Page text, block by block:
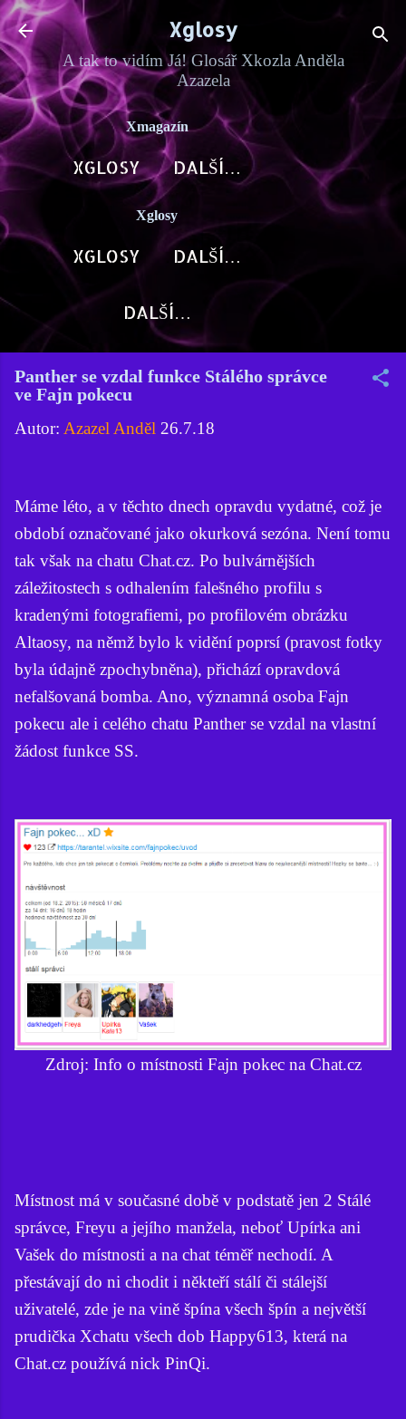
Přeskočit na hlavní obsah
Xglosy
A tak to vidím Já! Glosář Xkozla Anděla
Azazela
Xmagazín
XGLOSY DALŠÍ…
Xglosy
XGLOSY DALŠÍ…
DALŠÍ…
Panther se vzdal funkce Stálého správce
ve Fajn pokecu
Autor: Azazel Anděl 26.7.18
Máme léto, a v těchto dnech opravdu vydatné, což je
období označované jako okurková sezóna. Není tomu
tak však na chatu Chat.cz. Po bulvárnějších
záležitostech s odhalením falešného profilu s
kradenými fotografiemi, po profilovém obrázku
Altaosy, na němž bylo k vidění poprsí (pravost fotky
byla údajně zpochybněna), přichází opravdová
nefalšovaná bomba. Ano, významná osoba Fajn
pokecu ale i celého chatu Panther se vzdal na vlastní
žádost funkce SS.
Zdroj: Info o místnosti Fajn pokec na Chat.cz
Místnost má v současné době v podstatě jen 2 Stálé
správce, Freyu a jejího manžela, neboť Upírka ani
Vašek do místnosti a na chat téměř nechodí. A
přestávají do ni chodit i někteří stálí či stálejší
uživatelé, zde je na vině špína všech špín a největší
prudička Xchatu všech dob Happy613, která na
Chat.cz používá nick PinQi.